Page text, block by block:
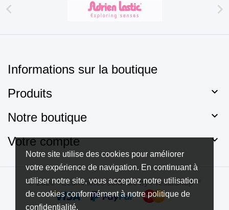
Notre site utilise des cookies pour améliorer
votre expérience de navigation. En continuant à
utiliser notre site, vous acceptez notre utilisation
de cookies conformément à notre politique de
confidentialité.
 
Informations sur la boutique
Produits

Notre boutique 
Votre compte 
© 2026 - Ecommerce software by PrestaShop™